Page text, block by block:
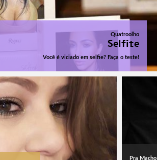
Quatroolho
Selfite
Você é viciado em selfie? Faça o teste!
Pra Macho